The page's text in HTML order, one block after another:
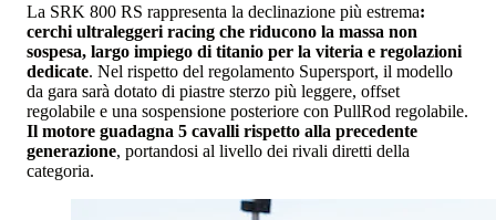
La SRK 800 RS rappresenta la declinazione più estrema:
cerchi ultraleggeri racing che riducono la massa non
sospesa, largo impiego di titanio per la viteria e regolazioni
dedicate. Nel rispetto del regolamento Supersport, il modello
da gara sarà dotato di piastre sterzo più leggere, offset
regolabile e una sospensione posteriore con PullRod regolabile.
Il motore guadagna 5 cavalli rispetto alla precedente
generazione, portandosi al livello dei rivali diretti della
categoria.